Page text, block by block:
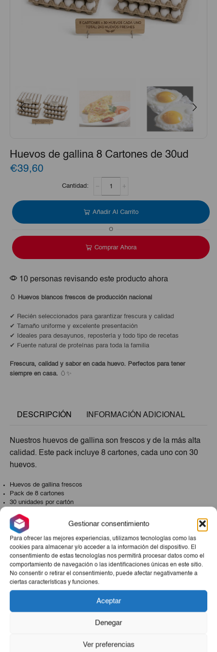
Gestionar consentimiento
Para ofrecer las mejores experiencias, utilizamos tecnologías como las
cookies para almacenar y/o acceder a la información del dispositivo. El
consentimiento de estas tecnologías nos permitirá procesar datos como el
comportamiento de navegación o las identificaciones únicas en este sitio.
No consentir o retirar el consentimiento, puede afectar negativamente a
ciertas características y funciones.
Aceptar
Denegar
Ver preferencias
Huevos de gallina 8 Cartones de 30ud
€39,60
Cartones
de
Añadir Al Carrito
O
Comprar Ahora
10 personas revisando este producto ahora
🥚 Huevos blancos frescos de producción nacional
✔ Recién seleccionados para garantizar frescura y calidad
✔ Tamaño uniforme y excelente presentación
✔ Ideales para desayunos, repostería y todo tipo de recetas
✔ Fuente natural de proteínas para toda la familia
Frescura, calidad y sabor en cada huevo. Perfectos para tener
siempre en casa. 🥚✨
DESCRIPCIÓN INFORMACIÓN ADICIONAL
Nuestros huevos de gallina son frescos y de la más alta
calidad. Este pack incluye 8 cartones, cada uno con 30
huevos.
Huevos de gallina frescos
Pack de 8 cartones
30 unidades por cartón
Entrega efectiva
Cada cartón de nuestros huevos de gallina contiene 30
unidades, lo que hace un total de 240 huevos. Son
huevos frescos, seleccionados por su calidad y tamaño
uniforme. Además, te aseguramos una entrega efectiva y
sin costos sorpresa en el carrito. Todo lo que necesitas,
de forma esencial y práctica.
Productos Relacionados